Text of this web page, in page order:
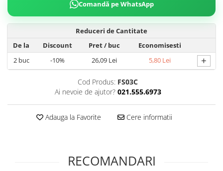
Comandă pe WhatsApp
Reduceri de Cantitate
De la
Discount Pret/ buc
Economisesti
2buc -10% 26,09 Lei 5,80 Lei +
Cod Produs: FS03C
Ai nevoie de ajutor? 021.555.6973
Adauga la Favorite Cere informatii
RECOMANDARI